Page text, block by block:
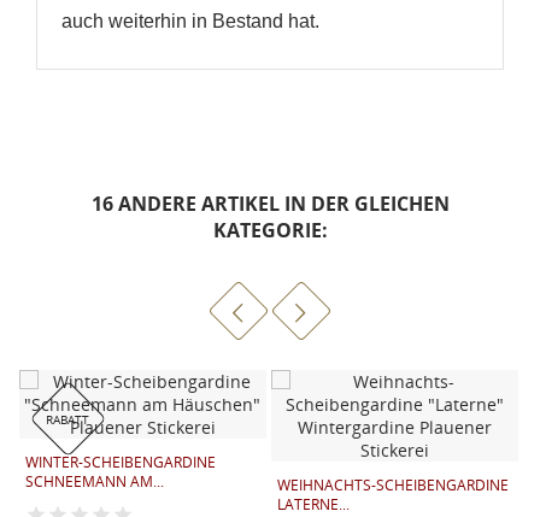
auch weiterhin in Bestand hat.
16 ANDERE ARTIKEL IN DER GLEICHEN
KATEGORIE:
RABATT
WINTER-SCHEIBENGARDINE
SCHNEEMANN AM...
WEIHNACHTS-SCHEIBENGARDINE
LATERNE...